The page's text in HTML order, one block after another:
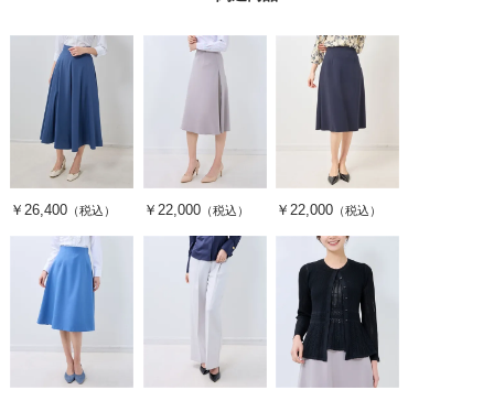
￥26,400（税込） ￥22,000（税込） ￥22,000 （税込）